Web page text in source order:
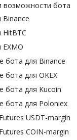
возможности бота
Binance
HitBTC
бота для Binance
бота для OKEX
бота для Kucoin
бота для Poloniex
USDT-margin
COIN-margin